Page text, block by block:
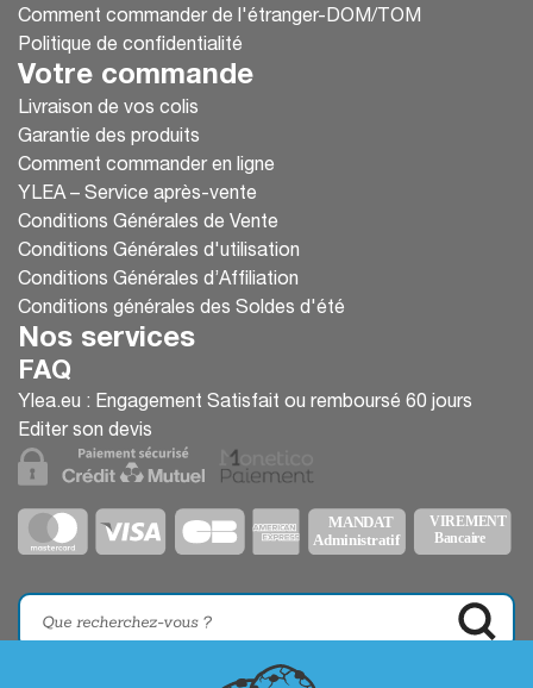
Comment commander de l'étranger-DOM/TOM
Politique de confidentialité
Votre commande
Livraison de vos colis
Garantie des produits
Comment commander en ligne
YLEA – Service après-vente
Conditions Générales de Vente
Conditions Générales d'utilisation
Conditions Générales d’Affiliation
Conditions générales des Soldes d'été
Nos services
FAQ
Ylea.eu : Engagement Satisfait ou remboursé 60 jours
Editer son devis